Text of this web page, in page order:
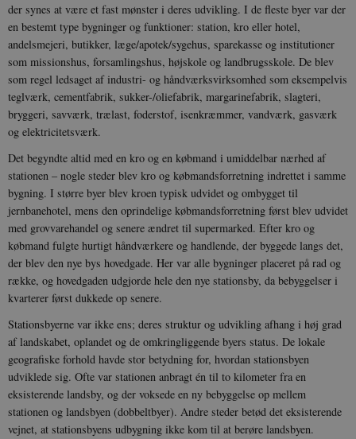
der synes at være et fast mønster i deres udvikling. I de fleste byer var der
en bestemt type bygninger og funktioner: station, kro eller hotel,
andelsmejeri, butikker, læge/apotek/sygehus, sparekasse og institutioner
som missionshus, forsamlingshus, højskole og landbrugsskole. De blev
som regel ledsaget af industri- og håndværksvirksomhed som eksempelvis
teglværk, cementfabrik, sukker-/oliefabrik, margarinefabrik, slagteri,
bryggeri, savværk, trælast, foderstof, isenkræmmer, vandværk, gasværk
og elektricitetsværk.
Det begyndte altid med en kro og en købmand i umiddelbar nærhed af
stationen – nogle steder blev kro og købmandsforretning indrettet i samme
bygning. I større byer blev kroen typisk udvidet og ombygget til
jernbanehotel, mens den oprindelige købmandsforretning først blev udvidet
med grovvarehandel og senere ændret til supermarked. Efter kro og
købmand fulgte hurtigt håndværkere og handlende, der byggede langs det,
der blev den nye bys hovedgade. Her var alle bygninger placeret på rad og
række, og hovedgaden udgjorde hele den nye stationsby, da bebyggelser i
kvarterer først dukkede op senere.
Stationsbyerne var ikke ens; deres struktur og udvikling afhang i høj grad
af landskabet, oplandet og de omkringliggende byers status. De lokale
geografiske forhold havde stor betydning for, hvordan stationsbyen
udviklede sig. Ofte var stationen anbragt én til to kilometer fra en
eksisterende landsby, og der voksede en ny bebyggelse op mellem
stationen og landsbyen (dobbeltbyer). Andre steder betød det eksisterende
vejnet, at stationsbyens udbygning ikke kom til at berøre landsbyen.